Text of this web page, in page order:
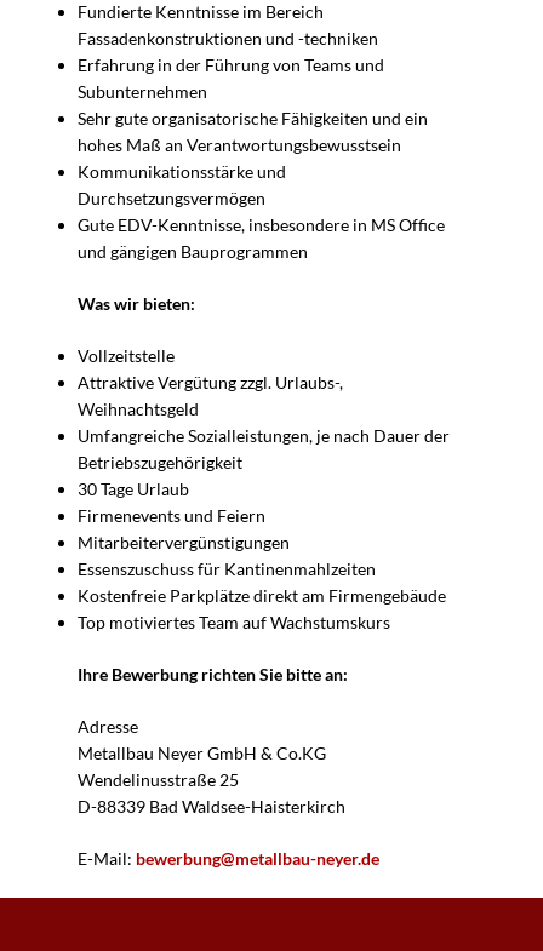
Fundierte Kenntnisse im Bereich
Fassadenkonstruktionen und -techniken
Erfahrung in der Führung von Teams und
Subunternehmen
Sehr gute organisatorische Fähigkeiten und ein
hohes Maß an Verantwortungsbewusstsein
Kommunikationsstärke und
Durchsetzungsvermögen
Gute EDV-Kenntnisse, insbesondere in MS Office
und gängigen Bauprogrammen
Was wir bieten:
Vollzeitstelle
Attraktive Vergütung zzgl. Urlaubs-,
Weihnachtsgeld
Umfangreiche Sozialleistungen, je nach Dauer der
Betriebszugehörigkeit
30 Tage Urlaub
Firmenevents und Feiern
Mitarbeitervergünstigungen
Essenszuschuss für Kantinenmahlzeiten
Kostenfreie Parkplätze direkt am Firmengebäude
Top motiviertes Team auf Wachstumskurs
Ihre Bewerbung richten Sie bitte an:
Adresse
Metallbau Neyer GmbH & Co.KG
Wendelinusstraße 25
D-88339 Bad Waldsee-Haisterkirch
E-Mail: bewerbung@metallbau-neyer.de